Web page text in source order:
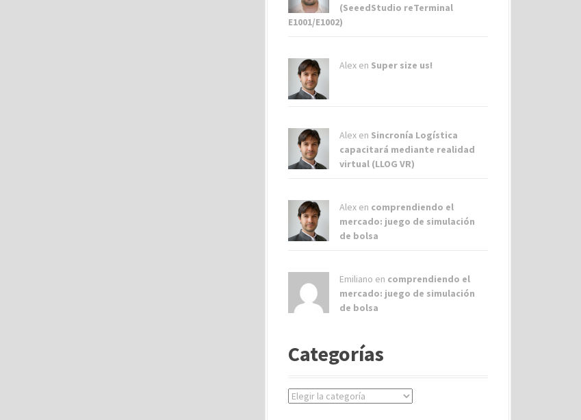
(SeeedStudio reTerminal
E1001/E1002)
Alex en Super size us!
Alex en Sincronía Logística
capacitará mediante realidad
virtual (LLOG VR)
Alex en comprendiendo el
mercado: juego de simulación
de bolsa
Emiliano en comprendiendo el
mercado: juego de simulación
de bolsa
Categorías
C